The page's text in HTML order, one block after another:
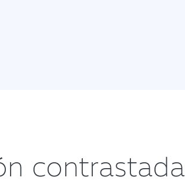
contrastada